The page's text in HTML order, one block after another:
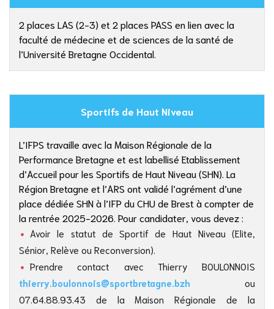
2 places LAS (2-3) et 2 places PASS en lien avec la
faculté de médecine et de sciences de la santé de
l’Université Bretagne Occidental.
Sportifs de Haut Niveau
L’IFPS travaille avec la Maison Régionale de la
Performance Bretagne et est labellisé Etablissement
d’Accueil pour les Sportifs de Haut Niveau (SHN). La
Région Bretagne et l’ARS ont validé l’agrément d’une
place dédiée SHN à l’IFP du CHU de Brest à compter de
la rentrée 2025-2026. Pour candidater, vous devez :
Avoir le statut de Sportif de Haut Niveau (Elite,
Sénior, Relève ou Reconversion).
Prendre contact avec Thierry BOULONNOIS
thierry.boulonnois@sportbretagne.bzh ou
07.64.88.93.43 de la Maison Régionale de la